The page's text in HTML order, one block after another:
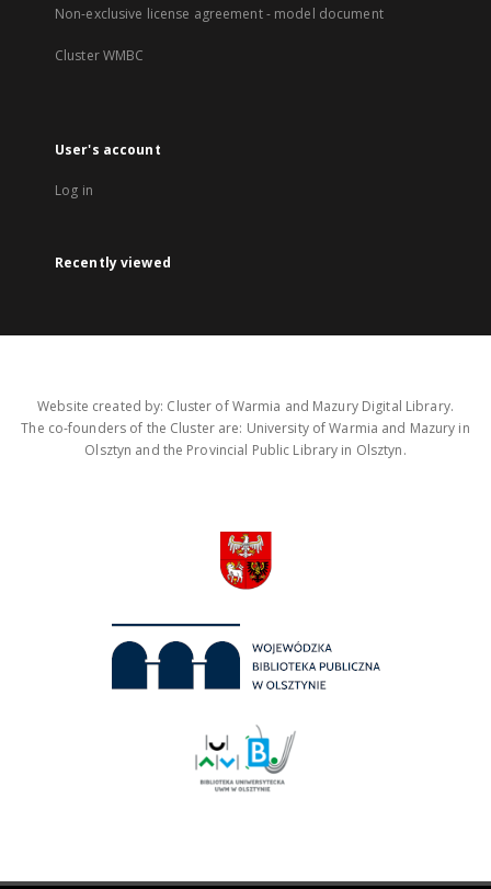
Non-exclusive license agreement - model document
Cluster WMBC
User's account
Log in
Recently viewed
Website created by: Cluster of Warmia and Mazury Digital Library.
The co-founders of the Cluster are: University of Warmia and Mazury in
Olsztyn and the Provincial Public Library in Olsztyn.